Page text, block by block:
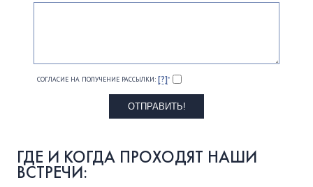
СОГЛАСИЕ НА ПОЛУЧЕНИЕ РАССЫЛКИ: [?]*
ГДЕ И КОГДА ПРОХОДЯТ НАШИ
ВСТРЕЧИ: